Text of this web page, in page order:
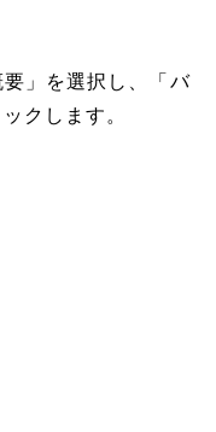
」を選択し、「バ
クします。